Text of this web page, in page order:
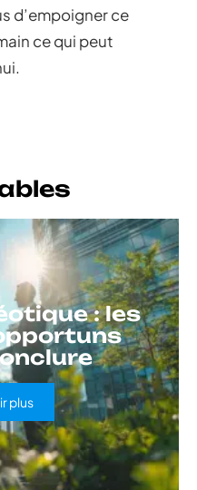
d’empoigner ce
ce qui peut
: les
plus